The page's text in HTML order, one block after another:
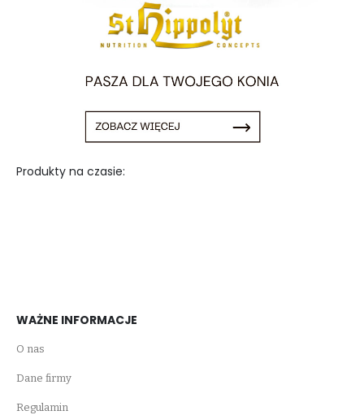
Produkty na czasie:
WAŻNE INFORMACJE
O nas
Dane firmy
Regulamin